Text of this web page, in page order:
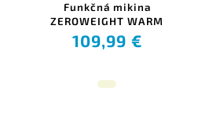
Funkčná mikina
ZEROWEIGHT WARM
109,99 €